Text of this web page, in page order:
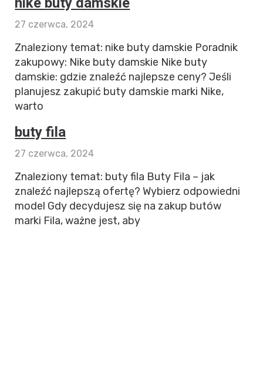
27 czerwca, 2024
Znaleziony temat: nike buty damskie Poradnik
zakupowy: Nike buty damskie Nike buty
damskie: gdzie znaleźć najlepsze ceny? Jeśli
planujesz zakupić buty damskie marki Nike,
warto
buty fila
27 czerwca, 2024
Znaleziony temat: buty fila Buty Fila – jak
znaleźć najlepszą ofertę? Wybierz odpowiedni
model Gdy decydujesz się na zakup butów
marki Fila, ważne jest, aby